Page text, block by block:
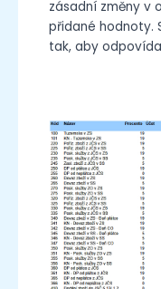
zásadní změny v
přidané hodnoty.
tak, aby